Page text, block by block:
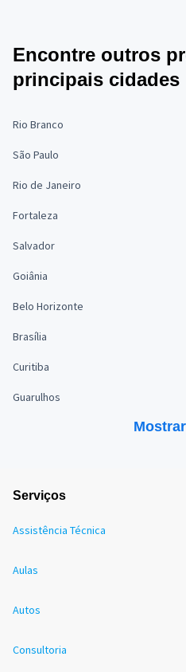
Encontre outros
principais cidades
Rio Branco
São Paulo
Rio de Janeiro
Fortaleza
Salvador
Goiânia
Belo Horizonte
Brasília
Curitiba
Guarulhos
Serviços
Assistência Técnica
Aulas
Autos
Consultoria